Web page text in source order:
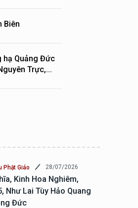
Biên
hạ Quảng Đức
Trực,...
Phật Giáo 28/07/2026
Kinh Hoa Nghiêm,
Như Lai Tùy Hảo Quang
Đức